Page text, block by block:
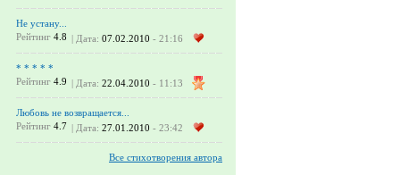
Не устану...
Рейтинг 4.8 | Дата: 07.02.2010 - 21:16
* * * * *
Рейтинг 4.9 | Дата: 22.04.2010 - 11:13
Любовь не возвращается...
Рейтинг 4.7 | Дата: 27.01.2010 - 23:42
Все стихотворения автора